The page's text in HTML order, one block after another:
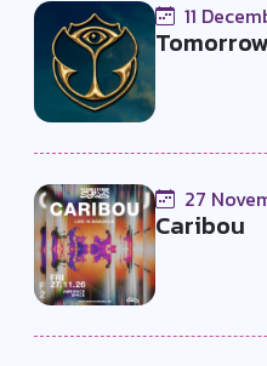
11
27
Caribou